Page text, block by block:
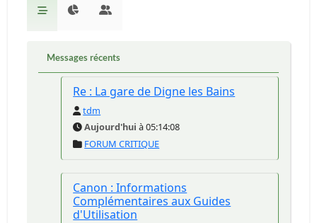
Messages récents
Re : La gare de Digne les Bains
tdm
Aujourd'hui à 05:14:08
FORUM CRITIQUE
Canon : Informations
Complémentaires aux Guides
d'Utilisation